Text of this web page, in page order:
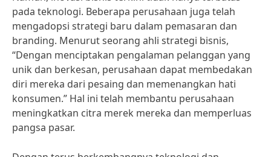
pada teknologi. Beberapa perusahaan juga telah
mengadopsi strategi baru dalam pemasaran dan
branding. Menurut seorang ahli strategi bisnis,
“Dengan menciptakan pengalaman pelanggan yang
unik dan berkesan, perusahaan dapat membedakan
diri mereka dari pesaing dan memenangkan hati
konsumen.” Hal ini telah membantu perusahaan
meningkatkan citra merek mereka dan memperluas
pangsa pasar.